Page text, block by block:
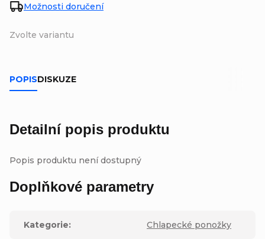
Zvolte variantu
Možnosti doručení
POPISDISKUZE
Detailní popis produktu
Popis produktu není dostupný
Doplňkové parametry
Kategorie: Chlapecké ponožky